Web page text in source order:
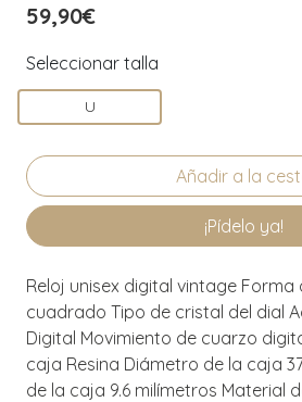
59,90€
Seleccionar talla
U
¡Pídelo ya!
Reloj unisex digital vintage
cuadrado Tipo de cristal del dial
Digital Movimiento de cuarzo
caja Resina Diámetro de la caja
de la caja 9.6 milímetros Material